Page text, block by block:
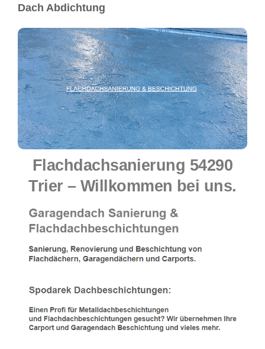
Dach Abdichtung
Flachdachsanierung 54290
Trier – Willkommen bei uns.